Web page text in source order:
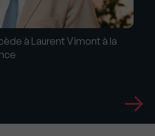
à Laurent Vimont à la